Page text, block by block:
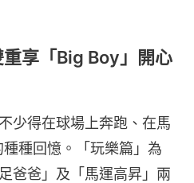
享「Big Boy」開心
少得在球場上奔跑、在馬
種回憶。「玩樂篇」為
爸爸」及「馬運高昇」兩